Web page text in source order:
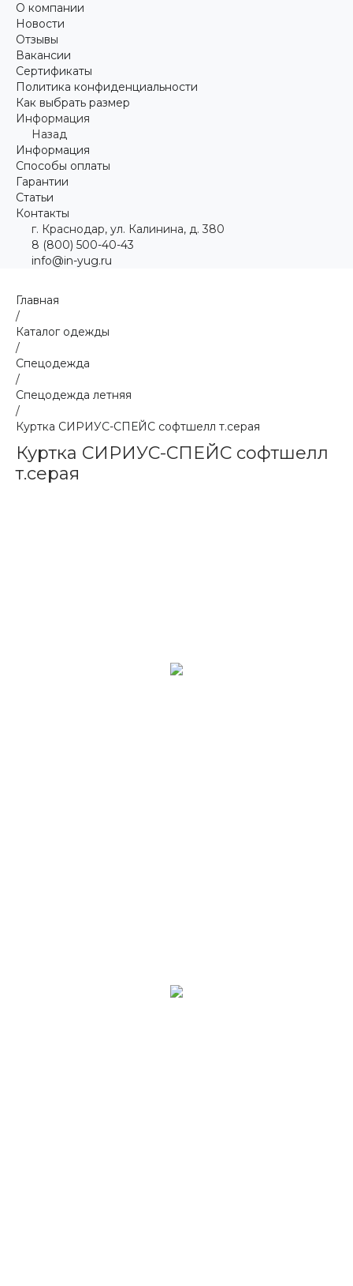
О компании
Новости
Отзывы
Вакансии
Сертификаты
Политика конфиденциальности
Как выбрать размер
Информация
Назад
Информация
Способы оплаты
Гарантии
Статьи
Контакты
г. Краснодар, ул. Калинина, д. 380
8 (800) 500-40-43
info@in-yug.ru
Главная
/
Каталог одежды
/
Спецодежда
/
Спецодежда летняя
/
Куртка СИРИУС-СПЕЙС софтшелл т.серая
Куртка СИРИУС-СПЕЙС софтшелл
т.серая